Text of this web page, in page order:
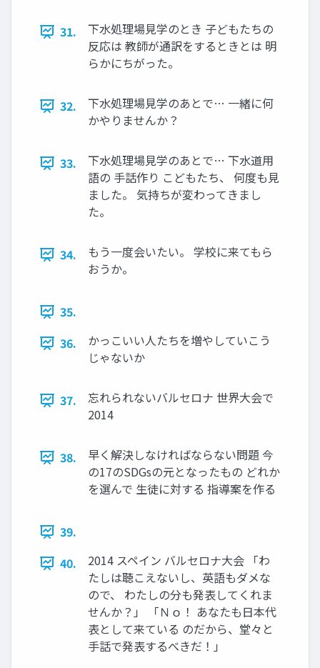
31.
下水処理場見学のとき 子どもたちの
反応は 教師が通訳をするときとは 明
らかにちがった。
32.
下水処理場見学のあとで… 一緒に何
かやりませんか？
33.
下水処理場見学のあとで… 下水道用
語の 手話作り こどもたち、 何度も見
ました。 気持ちが変わってきまし
た。
34.
もう一度会いたい。 学校に来てもら
おうか。
35.
36.
かっこいい人たちを増やしていこう
じゃないか
37.
忘れられないバルセロナ 世界大会で
2014
38.
早く解決しなければならない問題 今
の17のSDGsの元となったもの どれか
を選んで 生徒に対する 指導案を作る
39.
40.
2014 スペイン バルセロナ大会 「わ
たしは聴こえないし、英語もダメな
ので、 わたしの分も発表してくれま
せんか？」 「Ｎｏ！ あなたも日本代
表として来ている のだから、堂々と
手話で発表するべきだ！」